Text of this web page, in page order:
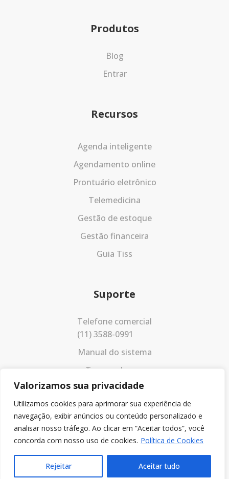
Valorizamos sua privacidade
Utilizamos cookies para aprimorar sua experiência de
navegação, exibir anúncios ou conteúdo personalizado e
analisar nosso tráfego. Ao clicar em “Aceitar todos”, você
concorda com nosso uso de cookies. Política de Cookies
Rejeitar Aceitar tudo
Produtos
Blog
Entrar
Recursos
Agenda inteligente
Agendamento online
Prontuário eletrônico
Telemedicina
Gestão de estoque
Gestão financeira
Guia Tiss
Suporte
Telefone comercial
(11) 3588-0991
Manual do sistema
Termos de uso
Política de privacidade
© 2023 Todos os direitos reservados.